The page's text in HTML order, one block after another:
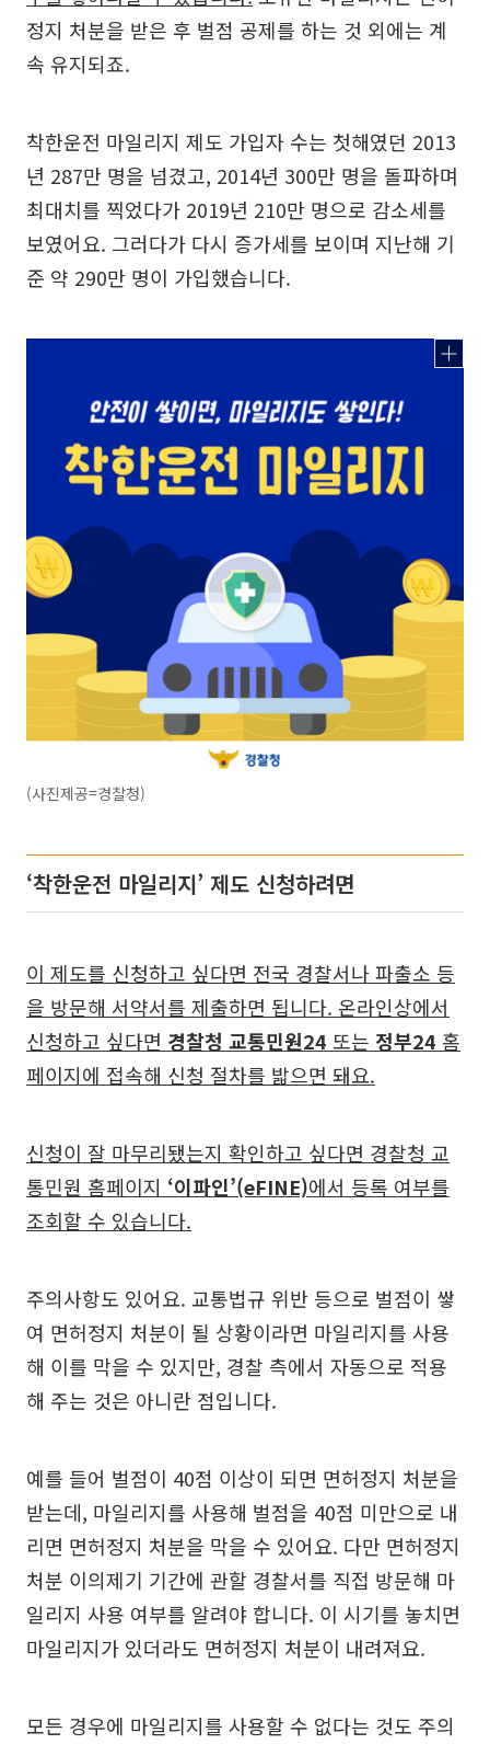
정지 처분을 받은 후 벌점 공제를 하는 것 외에는 계
속 유지되죠.
착한운전 마일리지 제도 가입자 수는 첫해였던 2013
년 287만 명을 넘겼고, 2014년 300만 명을 돌파하며
최대치를 찍었다가 2019년 210만 명으로 감소세를
보였어요. 그러다가 다시 증가세를 보이며 지난해 기
준 약 290만 명이 가입했습니다.
(사진제공=경찰청)
‘착한운전 마일리지’ 제도 신청하려면
이 제도를 신청하고 싶다면 전국 경찰서나 파출소 등
을 방문해 서약서를 제출하면 됩니다. 온라인상에서
신청하고 싶다면 경찰청 교통민원24 또는 정부24 홈
페이지에 접속해 신청 절차를 밟으면 돼요.
신청이 잘 마무리됐는지 확인하고 싶다면 경찰청 교
통민원 홈페이지 ‘이파인’(eFINE)에서 등록 여부를
조회할 수 있습니다.
주의사항도 있어요. 교통법규 위반 등으로 벌점이 쌓
여 면허정지 처분이 될 상황이라면 마일리지를 사용
해 이를 막을 수 있지만, 경찰 측에서 자동으로 적용
해 주는 것은 아니란 점입니다.
예를 들어 벌점이 40점 이상이 되면 면허정지 처분을
받는데, 마일리지를 사용해 벌점을 40점 미만으로 내
리면 면허정지 처분을 막을 수 있어요. 다만 면허정지
처분 이의제기 기간에 관할 경찰서를 직접 방문해 마
일리지 사용 여부를 알려야 합니다. 이 시기를 놓치면
마일리지가 있더라도 면허정지 처분이 내려져요.
모든 경우에 마일리지를 사용할 수 없다는 것도 주의